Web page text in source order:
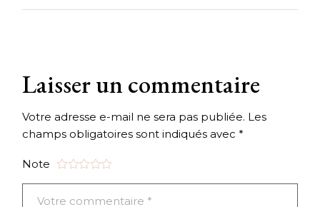
Laisser un commentaire
Votre adresse e-mail ne sera pas publiée. Les
champs obligatoires sont indiqués avec*
Note